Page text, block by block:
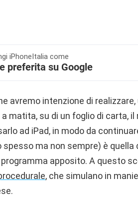
iPhoneItalia come
preferita su Google
avremo intenzione di realizzare,
matita, su di un foglio di carta,
ad iPad, in modo da
ma non sempre) è quella
apposito. A questo
, che simulano in